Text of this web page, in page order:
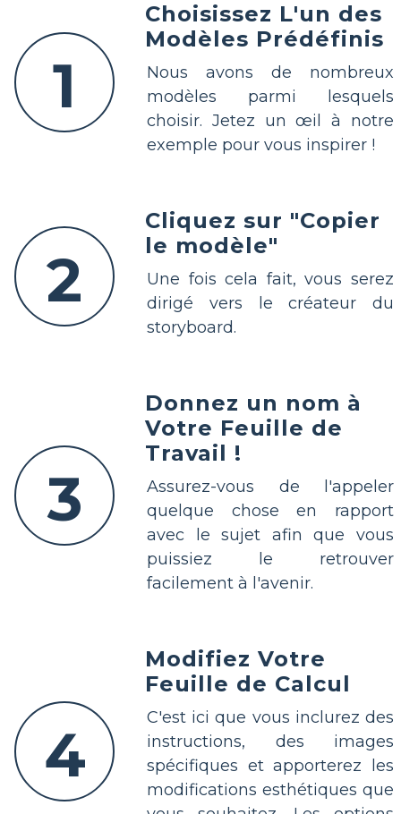
1
Choisissez L'un des
Modèles Prédéfinis
Nous avons de nombreux
modèles parmi lesquels
choisir. Jetez un œil à notre
exemple pour vous inspirer !
2
Cliquez sur "Copier
le modèle"
Une fois cela fait, vous serez
dirigé vers le créateur du
storyboard.
3
Donnez un nom à
Votre Feuille de
Travail !
Assurez-vous de l'appeler
quelque chose en rapport
avec le sujet afin que vous
puissiez le retrouver
facilement à l'avenir.
4
Modifiez Votre
Feuille de Calcul
C'est ici que vous inclurez des
instructions, des images
spécifiques et apporterez les
modifications esthétiques que